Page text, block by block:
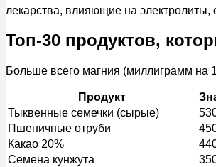
лекарства, влияющие на электролиты,
Топ-30 продуктов,
Больше всего магния (миллиграмм на
Продукт
Тыквенные семечки (сырые)
Пшеничные отруби
Какао 20%
Семена кунжута